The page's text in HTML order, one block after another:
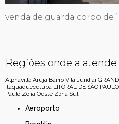
venda de guarda corpo de
Regiões onde a atende
Alphaville Arujá Bairro Vila Jundiaí
Itaquaquecetuba LITORAL DE SÃO PAULO
Paulo Zona Oeste Zona Sul
Aeroporto